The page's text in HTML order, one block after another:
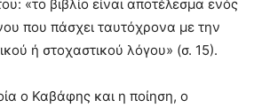
«το βιβλίο είναι αποτέλεσμα ενός
που πάσχει ταυτόχρονα με την
ή στοχαστικού λόγου» (σ. 15).
ο Καβάφης και η ποίηση, ο